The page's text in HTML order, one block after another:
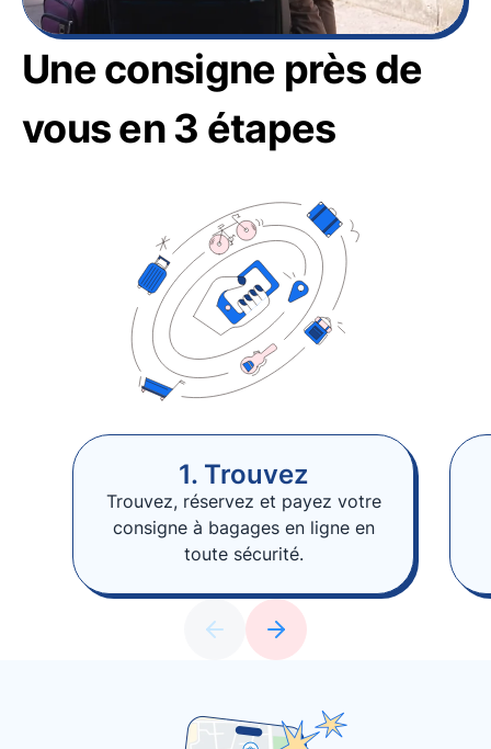
Une consigne près de
vous en 3 étapes
1. Trouvez
Trouvez, réservez et payez votre
consigne à bagages en ligne en
toute sécurité.